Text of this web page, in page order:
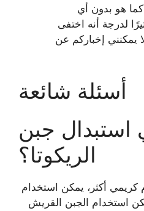
كما هو بدون أي
لدرجة أنه اختفى
يمكنني إخباركم عن
أسئلة شائعة
استبدال جبن
الريكوتا؟
كريمي أكثر، يمكن استخدام
استخدام الجبن القريش